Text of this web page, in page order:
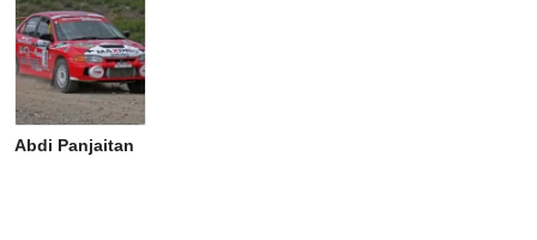
Abdi Panjaitan